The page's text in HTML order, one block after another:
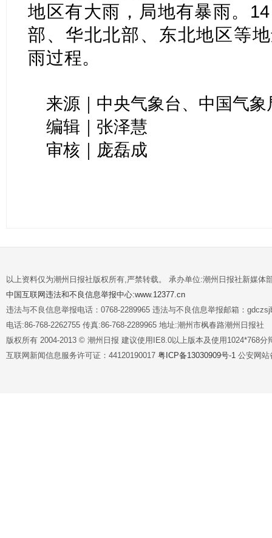
地区有大雨，局地有暴雨。
部、华北北部、东北地区等
雨过程。
来源｜中央气象台、中国气象
编辑｜张泽慧
审核｜庞磊成
以上资料仅为潮州日报社版权所有,严禁转载。 承办单位:潮州日报社新媒体
中国互联网违法和不良信息举报中心:www.12377.cn
违法与不良信息举报电话：0768-2289965 违法与不良信息举报邮箱：
电话:86-768-2262755 传真:86-768-2289965 地址:潮州市枫春路潮州日报社
版权所有 2004-2013 © 潮州日报 建议使用IE8.0以上版本及使用1024*768分
互联网新闻信息服务许可证：44120190017 粤ICP备13030909号-1 公安网站